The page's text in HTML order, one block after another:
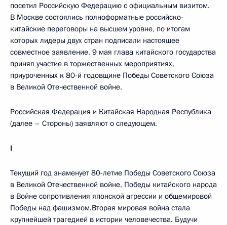
посетил Российскую Федерацию с официальным визитом.
В Москве состоялись полноформатные российско-
китайские переговоры на высшем уровне, по итогам
которых лидеры двух стран подписали настоящее
совместное заявление. 9 мая глава китайского государства
принял участие в торжественных мероприятиях,
приуроченных к 80-й годовщине Победы Советского Союза
в Великой Отечественной войне.
Российская Федерация и Китайская Народная Республика
(далее – Стороны) заявляют о следующем.
I
Текущий год знаменует 80-летие Победы Советского Союза
в Великой Отечественной войне, Победы китайского народа
в Войне сопротивления японской агрессии и общемировой
Победы над фашизмом.Вторая мировая война стала
крупнейшей трагедией в истории человечества. Будучи